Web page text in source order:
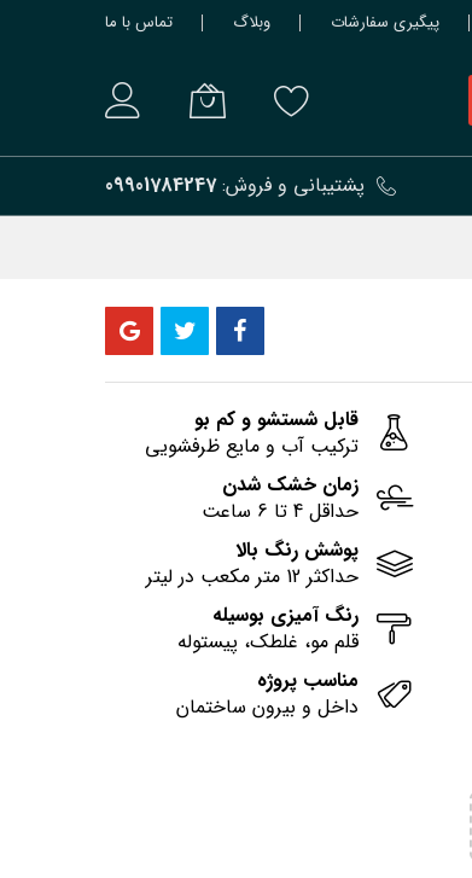
پیگیری سفارشات وبلاگ تماس با ما
پشتیبانی و فروش:09901784247
قابل شستشو و کم بو
ترکیب آب و مایع ظرفشویی
زمان خشک شدن
حداقل 4 تا 6 ساعت
پوشش رنگ بالا
حداکثر 12 متر مکعب در لیتر
رنگ آمیزی بوسیله
قلم مو، غلطک، پیستوله
مناسب پروژه
داخل و بیرون ساختمان